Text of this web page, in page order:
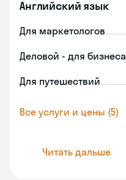
Английский язык
Для маркетологов
Деловой - для бизнеса
Для путешествий
Все услуги и цены (5)
Читать дальше